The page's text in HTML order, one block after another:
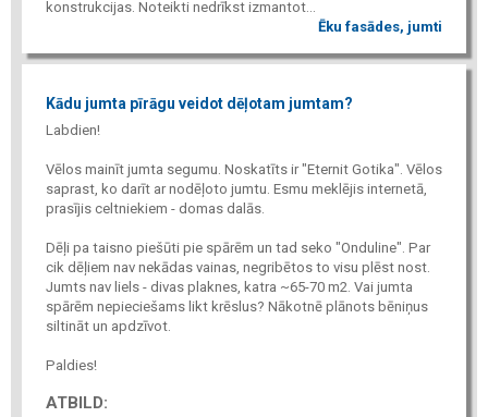
konstrukcijas. Noteikti nedrīkst izmantot...
Ēku fasādes, jumti
Kādu jumta pīrāgu veidot dēļotam jumtam?
Labdien!
Vēlos mainīt jumta segumu. Noskatīts ir "Eternit Gotika". Vēlos
saprast, ko darīt ar nodēļoto jumtu. Esmu meklējis internetā,
prasījis celtniekiem - domas dalās.
Dēļi pa taisno piešūti pie spārēm un tad seko "Onduline". Par
cik dēļiem nav nekādas vainas, negribētos to visu plēst nost.
Jumts nav liels - divas plaknes, katra ~65-70 m2. Vai jumta
spārēm nepieciešams likt krēslus? Nākotnē plānots bēniņus
siltināt un apdzīvot.
Paldies!
ATBILD: